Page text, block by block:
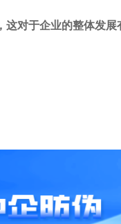
对于企业的整体发展